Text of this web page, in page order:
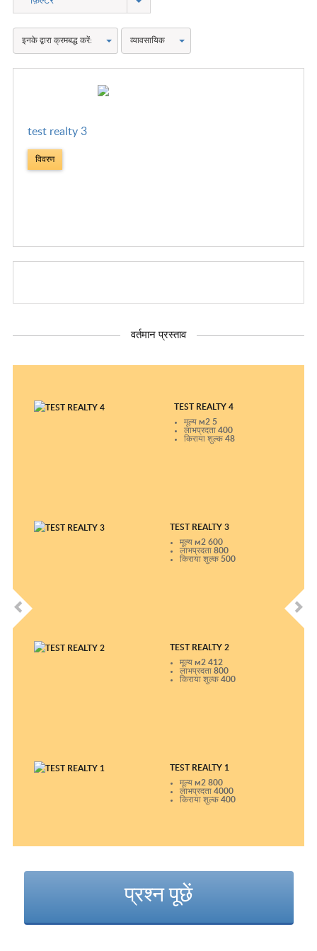
इनके द्वारा क्रमबद्ध करें: Toggle Dropdown
व्यावसायिक Toggle Dropdown
test realty 3
विवरण
वर्तमान प्रस्ताव
TEST REALTY 4
मूल्य м2 5
लाभप्रदता 400
किराया शुल्क 48
TEST REALTY 3
मूल्य м2 600
लाभप्रदता 800
किराया शुल्क 500
TEST REALTY 2
मूल्य м2 412
लाभप्रदता 800
किराया शुल्क 400
TEST REALTY 1
मूल्य м2 800
लाभप्रदता 4000
किराया शुल्क 400
प्रश्न पूछें